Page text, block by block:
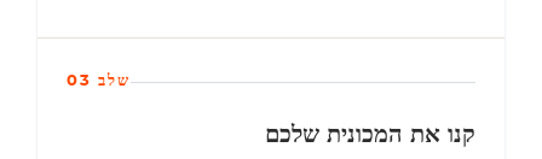
שלב 03
קנו את המכונית שלכם